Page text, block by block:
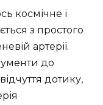
космічне і
з простого
артерії.
до
дотику,